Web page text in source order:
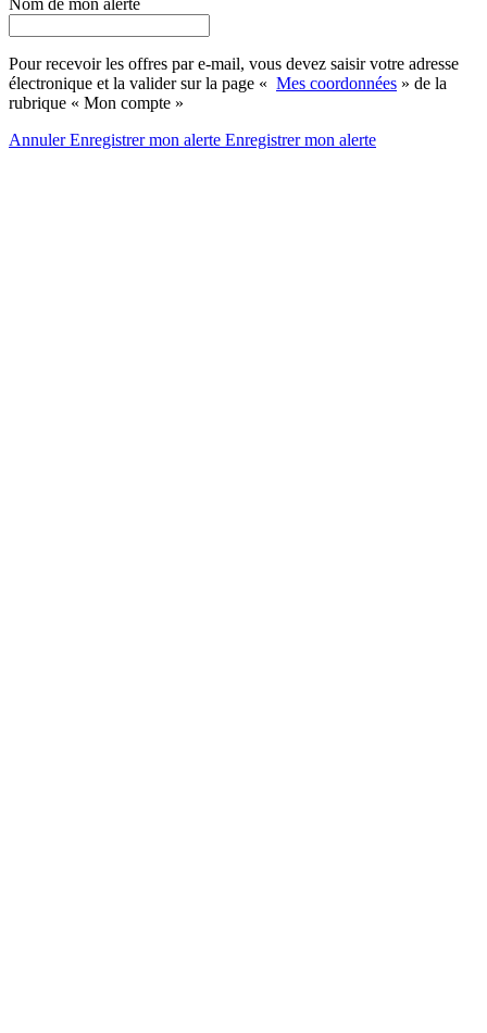
Pour recevoir les offres par e-mail, vous devez saisir votre adresse
électronique et la valider sur la page « Mes coordonnées » de la
rubrique « Mon compte »
AnnulerEnregistrer mon alerte Enregistrermon alerte